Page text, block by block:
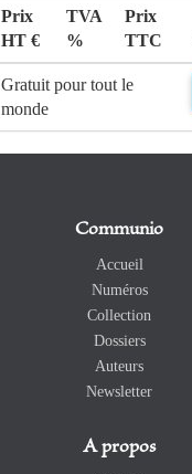
Prix
HT €
TVA
%
Prix
TTC
Gratuit pour tout le
monde
Communio
Accueil
Numéros
Collection
Dossiers
Auteurs
Newsletter
A propos